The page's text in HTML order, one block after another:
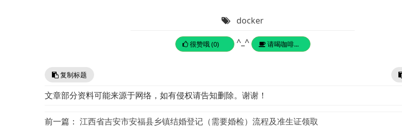
docker
很赞哦 (0) ^_^ 请喝咖啡...
复制标题
文章部分资料可能来源于网络，如有侵权请告知删除。谢谢！
前一篇： 江西省吉安市安福县乡镇结婚登记（需要婚检）流程及准生证领取